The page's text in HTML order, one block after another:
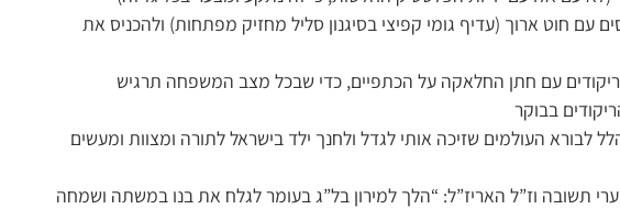
עם חוט ארוך (עדיף גומי קפיצי בסיגנון סליל מחזיק מפתחות) ולהכניס את
עם חתן החלאקה על הכתפיים, כדי שבכל מצב המשפחה תרגיש
בבוקר
לבורא העולמים שזיכה אותי לגדל ולחנך ילד בישראל לתורה ומצוות ומעשים
תשובה וז”ל האריז”ל: “הלך למירון בל”ג בעומר לגלח את בנו במשתה ושמחה